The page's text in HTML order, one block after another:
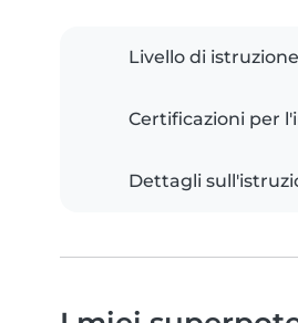
Livello di istruzione
Certificazioni per
Dettagli